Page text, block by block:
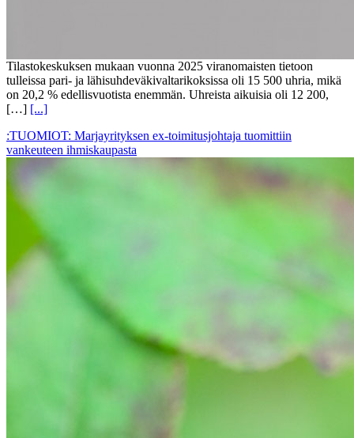
Tilastokeskuksen mukaan vuonna 2025 viranomaisten tietoon
tulleissa pari- ja lähisuhdeväkivaltarikoksissa oli 15 500 uhria, mikä
on 20,2 % edellisvuotista enemmän. Uhreista aikuisia oli 12 200,
[…] [...]
:TUOMIOT: Marjayrityksen ex-toimitusjohtaja tuomittiin
vankeuteen ihmiskaupasta